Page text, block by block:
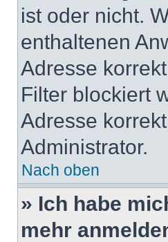
ist oder nicht.
enthaltenen
Adresse
Filter blockiert
Adresse
Administrator.
Nach oben
» Ich habe
mehr